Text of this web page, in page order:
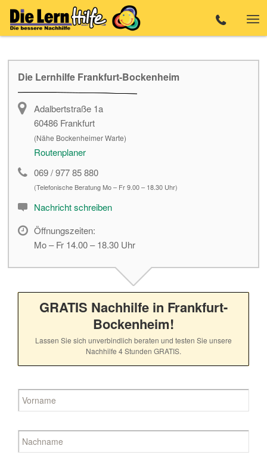
Die Lernhilfe Frankfurt-Bockenheim
Adalbertstraße 1a
60486 Frankfurt
(Nähe Bockenheimer Warte)
Routenplaner
069 / 977 85 880
(Telefonische Beratung Mo – Fr 9.00 – 18.30 Uhr)
Nachricht schreiben
Öffnungszeiten:
Mo – Fr 14.00 – 18.30 Uhr
GRATIS Nachhilfe in Frankfurt-
Bockenheim!
Lassen Sie sich unverbindlich beraten und testen Sie unsere
Nachhilfe 4 Stunden GRATIS.